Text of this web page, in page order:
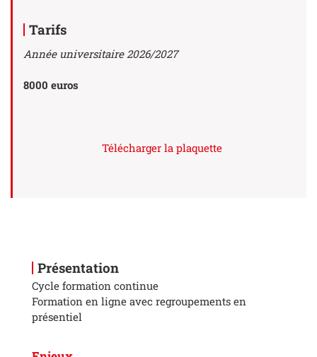
Tarifs
Année universitaire 2026/2027
8000 euros
Télécharger la plaquette
Présentation
Cycle formation continue
Formation en ligne avec regroupements en
présentiel